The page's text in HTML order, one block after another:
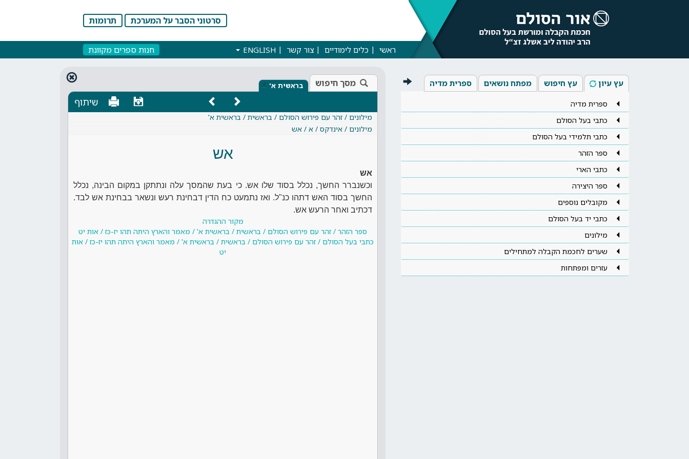
סרטוני הסבר על המערכת תרומות
ראשי כלים לימודיים צור קשר ENGLISH חנות ספרים מקוונת
עץ עיון עץ חיפוש מפתח נושאים ספרית מדיה
ספרית מדיה
כתבי בעל הסולם
כתבי תלמידי בעל הסולם
ספר הזהר
כתבי הארי
ספר היצירה
מקובלים נוספים
כתבי יד בעל הסולם
מילונים
שערים לחכמת הקבלה למתחילים
עזרים ומפתחות
מסך חיפוש בראשית א' ×
שיתוף
מילונים / זהר עם פירוש הסולם / בראשית / בראשית א'
מילונים / אינדקס / א / אש
אש
אש
וכשנברר החשך, נכלל בסוד שלו אש. כי בעת שהמסך עלה ונתתקן במקום הבינה, נכלל
החשך בסוד האש דתהו כנ"ל. ואז נתמעט כח הדין דבחינת רעש ונשאר בבחינת אש לבד.
דכתיב ואחר הרעש אש.
מקור ההגדרה
ספר הזהר / זהר עם פירוש הסולם / בראשית / בראשית א' / מאמר והארץ היתה תהו יז-כז / אות יט
כתבי בעל הסולם / זהר עם פירוש הסולם / בראשית / בראשית א' / מאמר והארץ היתה תהו יז-כז / אות
יט